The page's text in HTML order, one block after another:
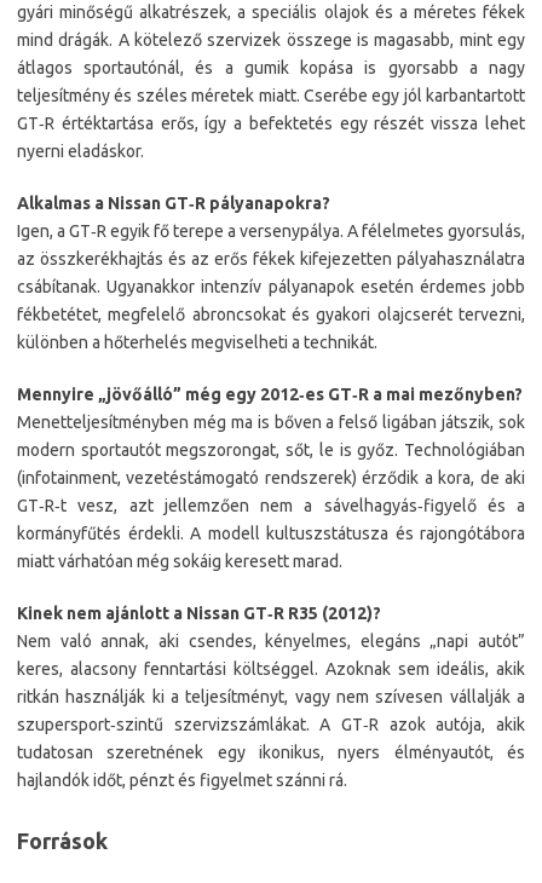
gyári minőségű alkatrészek, a speciális olajok és a méretes fékek
mind drágák. A kötelező szervizek összege is magasabb, mint egy
átlagos sportautónál, és a gumik kopása is gyorsabb a nagy
teljesítmény és széles méretek miatt. Cserébe egy jól karbantartott
GT‑R értéktartása erős, így a befektetés egy részét vissza lehet
nyerni eladáskor.
Alkalmas a Nissan GT‑R pályanapokra?
Igen, a GT‑R egyik fő terepe a versenypálya. A félelmetes gyorsulás,
az összkerékhajtás és az erős fékek kifejezetten pályahasználatra
csábítanak. Ugyanakkor intenzív pályanapok esetén érdemes jobb
fékbetétet, megfelelő abroncsokat és gyakori olajcserét tervezni,
különben a hőterhelés megviselheti a technikát.
Mennyire „jövőálló” még egy 2012‑es GT‑R a mai mezőnyben?
Menetteljesítményben még ma is bőven a felső ligában játszik, sok
modern sportautót megszorongat, sőt, le is győz. Technológiában
(infotainment, vezetéstámogató rendszerek) érződik a kora, de aki
GT‑R‑t vesz, azt jellemzően nem a sávelhagyás‑figyelő és a
kormányfűtés érdekli. A modell kultuszstátusza és rajongótábora
miatt várhatóan még sokáig keresett marad.
Kinek nem ajánlott a Nissan GT‑R R35 (2012)?
Nem való annak, aki csendes, kényelmes, elegáns „napi autót”
keres, alacsony fenntartási költséggel. Azoknak sem ideális, akik
ritkán használják ki a teljesítményt, vagy nem szívesen vállalják a
szupersport‑szintű szervizszámlákat. A GT‑R azok autója, akik
tudatosan szeretnének egy ikonikus, nyers élményautót, és
hajlandók időt, pénzt és figyelmet szánni rá.
Források